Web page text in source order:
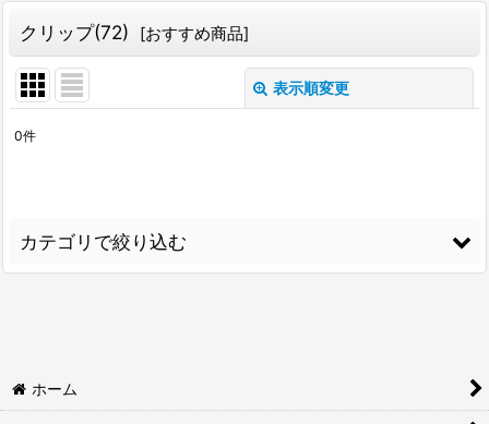
クリップ(72) [おすすめ商品]
表示順変更
並び順:
0件
カテゴリで絞り込む
ダブルクリップ(28)
ホーム